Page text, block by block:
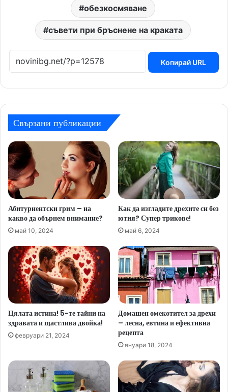
обезкосмяване
съвети при бръснене на краката
Копирай URL
Свързани публикации
Абитуриентски грим – на
какво да обърнем внимание?
май 10, 2024
Как да изгладите дрехите си без
ютия? Супер трикове!
май 6, 2024
Цялата истина! 5-те тайни на
здравата и щастлива двойка!
февруари 21, 2024
Домашен омекотител за дрехи
– лесна, евтина и ефективна
рецепта
януари 18, 2024